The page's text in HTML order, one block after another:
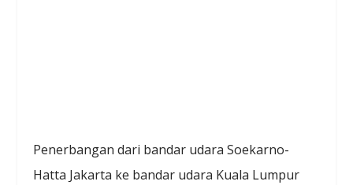
Penerbangan dari bandar udara Soekarno-
Hatta Jakarta ke bandar udara Kuala Lumpur